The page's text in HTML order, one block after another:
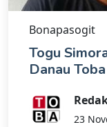
Bonapasogit
Togu
Danau
23